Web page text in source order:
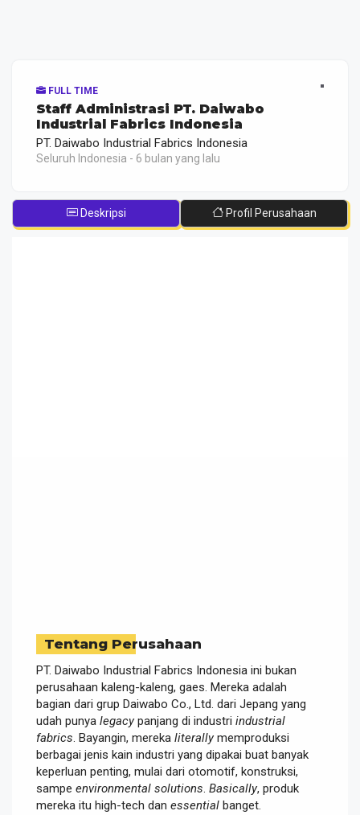
FULL TIME
Staff Administrasi PT. Daiwabo
Industrial Fabrics Indonesia
PT. Daiwabo Industrial Fabrics Indonesia
Seluruh Indonesia - 6 bulan yang lalu
Deskripsi Profil Perusahaan
Tentang Perusahaan
PT. Daiwabo Industrial Fabrics Indonesia ini bukan
perusahaan kaleng-kaleng, gaes. Mereka adalah
bagian dari grup Daiwabo Co., Ltd. dari Jepang yang
udah punya legacypanjang di industri industrial
fabrics . Bayangin, mereka literallymemproduksi
berbagai jenis kain industri yang dipakai buat banyak
keperluan penting, mulai dari otomotif, konstruksi,
sampe environmental solutions Basically, produk
mereka itu high-tech dan essential banget.